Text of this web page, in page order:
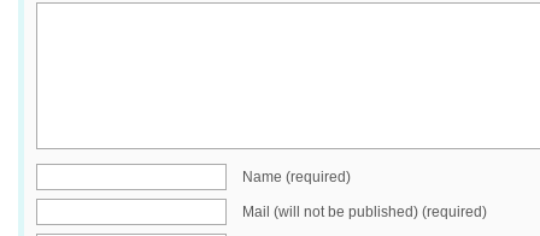
Name (required)
Mail (will not be published) (required)